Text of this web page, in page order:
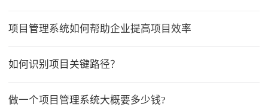
项目管理系统如何帮助企业提高项目效率
如何识别项目关键路径？
做一个项目管理系统大概要多少钱?